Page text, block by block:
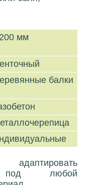
мм
балки
под любой